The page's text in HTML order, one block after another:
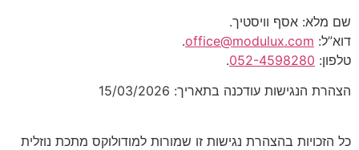
שם מלא: אסף וויסטיך.
דוא”ל: office@modulux.com
.
טלפון: 052-4598280
.
הצהרת הנגישות עודכנה בתאריך: 15/03/2026
כל הזכויות בהצהרת נגישות זו שמורות למודולוקס מתכת נוזלית